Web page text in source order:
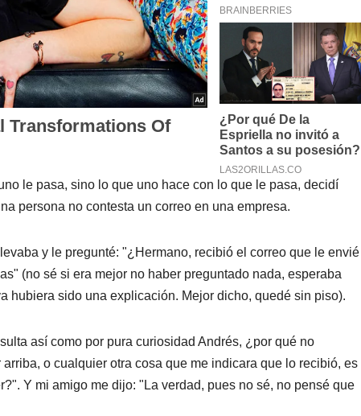
le pasa, sino lo que uno hace con lo que le pasa, decidí
persona no contesta un correo en una empresa.
y le pregunté: "¿Hermano, recibió el correo que le envié
(no sé si era mejor no haber preguntado nada, esperaba
hubiera sido una explicación. Mejor dicho, quedé sin piso).
así como por pura curiosidad Andrés, ¿por qué no
o cualquier otra cosa que me indicara que lo recibió, es
Y mi amigo me dijo: "La verdad, pues no sé, no pensé que